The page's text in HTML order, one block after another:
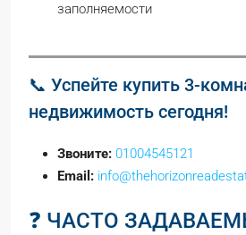
заполняемости
📞 Успейте купить 3-
недвижимость сегодня!
Звоните: 01004545121
Email:
❓ ЧАСТО